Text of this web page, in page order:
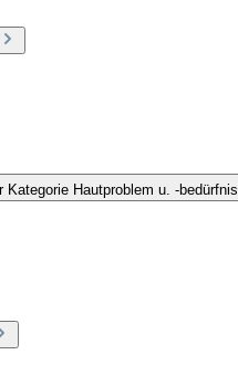
Hautproblem u. -bedürfnis